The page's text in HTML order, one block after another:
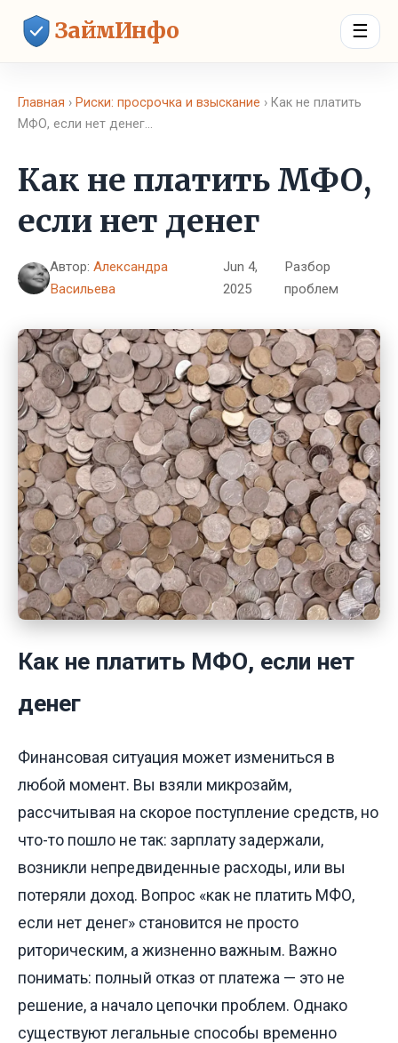
ЗаймИнфо ☰
Главная › Риски: просрочка и взыскание › Как не платить
МФО, если нет денег…
Как не платить МФО,
если нет денег
Автор: Александра
Васильева
Jun 4,
2025
Разбор
проблем
Как не платить МФО, если нет
денег
Финансовая ситуация может измениться в
любой момент. Вы взяли микрозайм,
рассчитывая на скорое поступление средств, но
что-то пошло не так: зарплату задержали,
возникли непредвиденные расходы, или вы
потеряли доход. Вопрос «как не платить МФО,
если нет денег» становится не просто
риторическим, а жизненно важным. Важно
понимать: полный отказ от платежа — это не
решение, а начало цепочки проблем. Однако
существуют легальные способы временно